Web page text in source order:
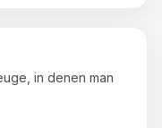
in denen man